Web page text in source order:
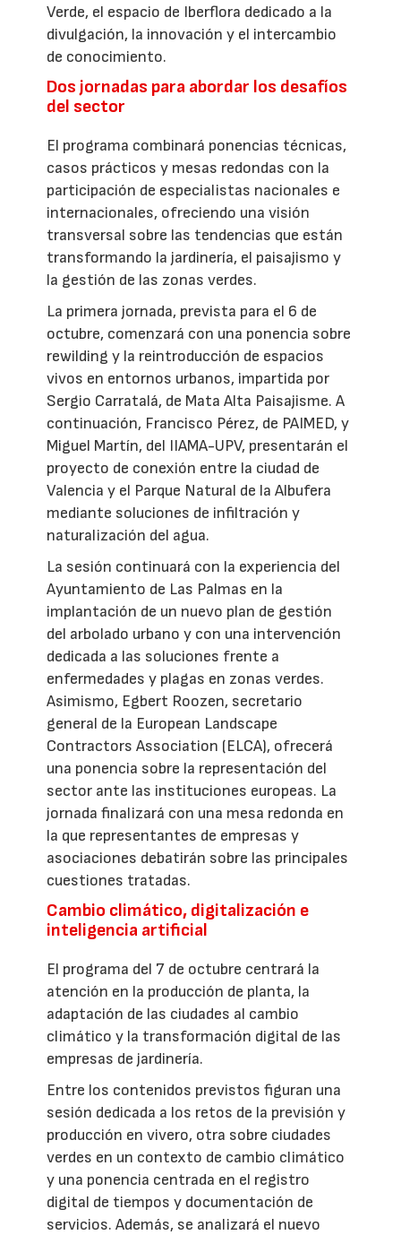
Verde, el espacio de Iberflora dedicado a la
divulgación, la innovación y el intercambio
de conocimiento.
Dos jornadas para abordar los desafíos
del sector
El programa combinará ponencias técnicas,
casos prácticos y mesas redondas con la
participación de especialistas nacionales e
internacionales, ofreciendo una visión
transversal sobre las tendencias que están
transformando la jardinería, el paisajismo y
la gestión de las zonas verdes.
La primera jornada, prevista para el 6 de
octubre, comenzará con una ponencia sobre
rewilding y la reintroducción de espacios
vivos en entornos urbanos, impartida por
Sergio Carratalá, de Mata Alta Paisajisme. A
continuación, Francisco Pérez, de PAIMED, y
Miguel Martín, del IIAMA-UPV, presentarán el
proyecto de conexión entre la ciudad de
Valencia y el Parque Natural de la Albufera
mediante soluciones de infiltración y
naturalización del agua.
La sesión continuará con la experiencia del
Ayuntamiento de Las Palmas en la
implantación de un nuevo plan de gestión
del arbolado urbano y con una intervención
dedicada a las soluciones frente a
enfermedades y plagas en zonas verdes.
Asimismo, Egbert Roozen, secretario
general de la European Landscape
Contractors Association (ELCA), ofrecerá
una ponencia sobre la representación del
sector ante las instituciones europeas. La
jornada finalizará con una mesa redonda en
la que representantes de empresas y
asociaciones debatirán sobre las principales
cuestiones tratadas.
Cambio climático, digitalización e
inteligencia artificial
El programa del 7 de octubre centrará la
atención en la producción de planta, la
adaptación de las ciudades al cambio
climático y la transformación digital de las
empresas de jardinería.
Entre los contenidos previstos figuran una
sesión dedicada a los retos de la previsión y
producción en vivero, otra sobre ciudades
verdes en un contexto de cambio climático
y una ponencia centrada en el registro
digital de tiempos y documentación de
servicios. Además, se analizará el nuevo